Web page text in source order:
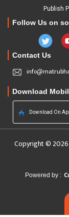
Publish
Follow Us on
Contact Us
Download
Download On
Copyright ©
Powered by :